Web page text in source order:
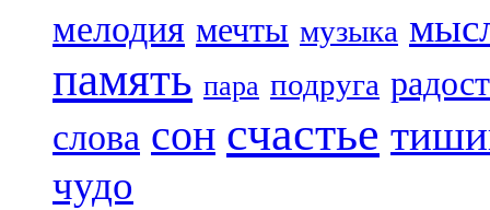
мелодия мечты музыка
память пара подруга
слова сон счастье
чудо